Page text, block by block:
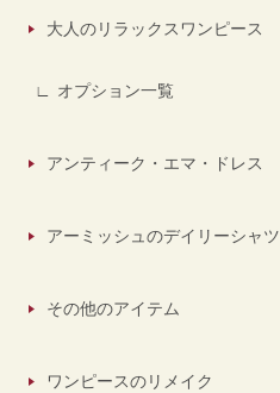
大人のリラックスワンピース
オプション一覧
アンティーク・エマ・ドレス
アーミッシュのデイリーシャツ
その他のアイテム
ワンピースのリメイク